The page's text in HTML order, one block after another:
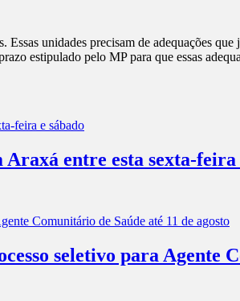
Essas unidades precisam de adequações
estipulado pelo MP para que essas
entre esta sexta-feira
seletivo para Agente